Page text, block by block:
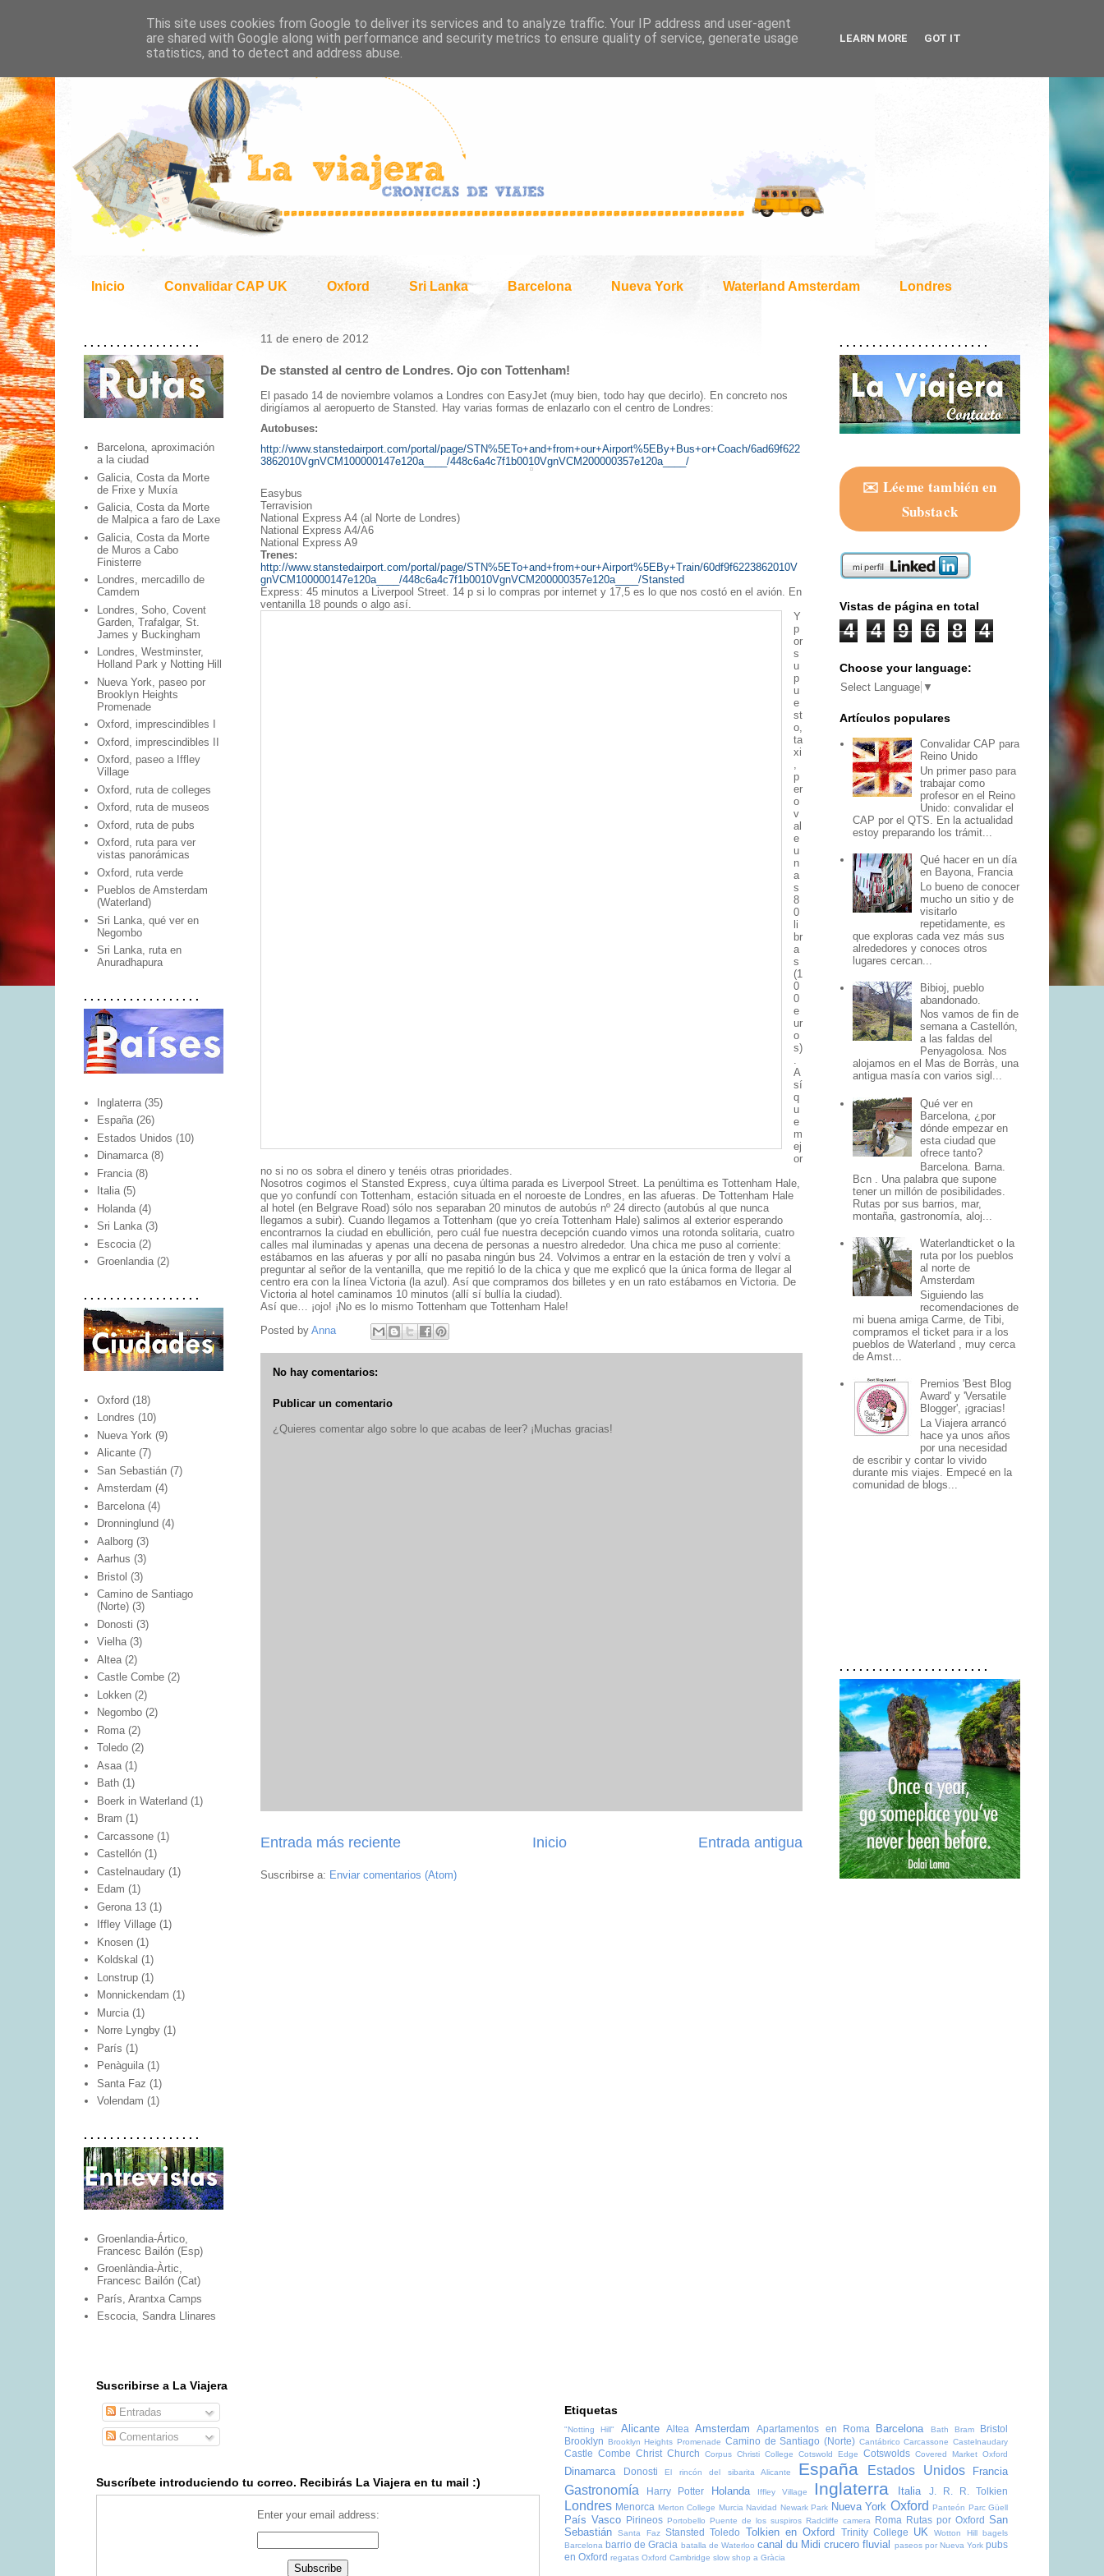
Inicio Convalidar CAP UK Oxford Sri Lanka Barcelona Nueva York Waterland Amsterdam Londres
11 de enero de 2012
De stansted al centro de Londres. Ojo con Tottenham!
El pasado 14 de noviembre volamos a Londres con EasyJet (muy bien, todo hay que decirlo). En concreto nos
dirigíamos al aeropuerto de Stansted. Hay varias formas de enlazarlo con el centro de Londres:
Autobuses:
http://www.stanstedairport.com/portal/page/STN%5ETo+and+from+our+Airport%5EBy+Bus+or+Coach/6ad69f622
3862010VgnVCM100000147e120a____/448c6a4c7f1b0010VgnVCM200000357e120a____/
Easybus
Terravision
National Express A4 (al Norte de Londres)
National Express A4/A6
National Express A9
Trenes:
http://www.stanstedairport.com/portal/page/STN%5ETo+and+from+our+Airport%5EBy+Train/60df9f6223862010V
gnVCM100000147e120a____/448c6a4c7f1b0010VgnVCM200000357e120a____/Stansted
Express: 45 minutos a Liverpool Street. 14 p si lo compras por internet y 17,5 es lo que nos costó en el avión. En
ventanilla 18 pounds o algo así.
Y
p
or
s
u
p
u
e
st
o,
ta
xi
,
p
er
o
v
al
e
u
n
a
s
8
0
li
br
a
s
(1
0
0
e
ur
o
s)
.
A
sí
q
u
e
m
ej
or
no si no os sobra el dinero y tenéis otras prioridades.
Nosotros cogimos el Stansted Express, cuya última parada es Liverpool Street. La penúltima es Tottenham Hale,
que yo confundí con Tottenham, estación situada en el noroeste de Londres, en las afueras. De Tottenham Hale
al hotel (en Belgrave Road) sólo nos separaban 20 minutos de autobús nº 24 directo (autobús al que nunca
llegamos a subir). Cuando llegamos a Tottenham (que yo creía Tottenham Hale) salimos al exterior esperando
encontrarnos la ciudad en ebullición, pero cuál fue nuestra decepción cuando vimos una rotonda solitaria, cuatro
calles mal iluminadas y apenas una decena de personas a nuestro alrededor. Una chica me puso al corriente:
estábamos en las afueras y por allí no pasaba ningún bus 24. Volvimos a entrar en la estación de tren y volví a
preguntar al señor de la ventanilla, que me repitió lo de la chica y que me explicó que la única forma de llegar al
centro era con la línea Victoria (la azul). Así que compramos dos billetes y en un rato estábamos en Victoria. De
Victoria al hotel caminamos 10 minutos (allí sí bullía la ciudad).
Así que… ¡ojo! ¡No es lo mismo Tottenham que Tottenham Hale!
Posted by Anna
No hay comentarios:
Publicar un comentario
¿Quieres comentar algo sobre lo que acabas de leer? ¡Muchas gracias!
Entrada más reciente Entrada antigua
Inicio
Suscribirse a: Enviar comentarios (Atom)
. . . . . . . . . . . . . . . . . .
Barcelona, aproximación
a la ciudad
Galicia, Costa da Morte
de Frixe y Muxía
Galicia, Costa da Morte
de Malpica a faro de Laxe
Galicia, Costa da Morte
de Muros a Cabo
Finisterre
Londres, mercadillo de
Camdem
Londres, Soho, Covent
Garden, Trafalgar, St.
James y Buckingham
Londres, Westminster,
Holland Park y Notting Hill
Nueva York, paseo por
Brooklyn Heights
Promenade
Oxford, imprescindibles I
Oxford, imprescindibles II
Oxford, paseo a Iffley
Village
Oxford, ruta de colleges
Oxford, ruta de museos
Oxford, ruta de pubs
Oxford, ruta para ver
vistas panorámicas
Oxford, ruta verde
Pueblos de Amsterdam
(Waterland)
Sri Lanka, qué ver en
Negombo
Sri Lanka, ruta en
Anuradhapura
. . . . . . . . . . . . . . . . . .
Inglaterra (35)
España (26)
Estados Unidos (10)
Dinamarca (8)
Francia (8)
Italia (5)
Holanda (4)
Sri Lanka (3)
Escocia (2)
Groenlandia (2)
. . . . . . . . . . . . . . . . . .
Oxford (18)
Londres (10)
Nueva York (9)
Alicante (7)
San Sebastián (7)
Amsterdam (4)
Barcelona (4)
Dronninglund (4)
Aalborg (3)
Aarhus (3)
Bristol (3)
Camino de Santiago
(Norte) (3)
Donosti (3)
Vielha (3)
Altea (2)
Castle Combe (2)
Lokken (2)
Negombo (2)
Roma (2)
Toledo (2)
Asaa (1)
Bath (1)
Boerk in Waterland (1)
Bram (1)
Carcassone (1)
Castellón (1)
Castelnaudary (1)
Edam (1)
Gerona 13 (1)
Iffley Village (1)
Knosen (1)
Koldskal (1)
Lonstrup (1)
Monnickendam (1)
Murcia (1)
Norre Lyngby (1)
París (1)
Penàguila (1)
Santa Faz (1)
Volendam (1)
. . . . . . . . . . . . . . . . . .
Groenlandia-Ártico,
Francesc Bailón (Esp)
Groenlàndia-Àrtic,
Francesc Bailón (Cat)
París, Arantxa Camps
Escocia, Sandra Llinares
. . . . . . . . . . . . . . . . . . . . . . .
✉️ Léeme también en
Substack
Vistas de página en total
4 4 9 6 8 4
Choose your language:
Select Language ▼
Artículos populares
Convalidar CAP para
Reino Unido
Un primer paso para
trabajar como
profesor en el Reino
Unido: convalidar el
CAP por el QTS. En la actualidad
estoy preparando los trámit...
Qué hacer en un día
en Bayona, Francia
Lo bueno de conocer
mucho un sitio y de
visitarlo
repetidamente, es
que exploras cada vez más sus
alrededores y conoces otros
lugares cercan...
Bibioj, pueblo
abandonado.
Nos vamos de fin de
semana a Castellón,
a las faldas del
Penyagolosa. Nos
alojamos en el Mas de Borràs, una
antigua masía con varios sigl...
Qué ver en
Barcelona, ¿por
dónde empezar en
esta ciudad que
ofrece tanto?
Barcelona. Barna.
Bcn . Una palabra que supone
tener un millón de posibilidades.
Rutas por sus barrios, mar,
montaña, gastronomía, aloj...
Waterlandticket o la
ruta por los pueblos
al norte de
Amsterdam
Siguiendo las
recomendaciones de
mi buena amiga Carme, de Tibi,
compramos el ticket para ir a los
pueblos de Waterland , muy cerca
de Amst...
Premios 'Best Blog
Award' y 'Versatile
Blogger', ¡gracias!
La Viajera arrancó
hace ya unos años
por una necesidad
de escribir y contar lo vivido
durante mis viajes. Empecé en la
comunidad de blogs...
. . . . . . . . . . . . . . . . . . . . . . .
Suscribirse a La Viajera
Entradas
Comentarios
Suscríbete introduciendo tu correo. Recibirás La Viajera en tu mail :)
Enter your email address:
Etiquetas
"Notting Hill" Alicante Altea Amsterdam Apartamentos en Roma Barcelona Bath Bram
Bristol
Brooklyn Brooklyn Heights Promenade Camino de Santiago (Norte) Cantábrico Carcassone Castelnaudary
Castle Combe Christ Church Corpus Christi College Cotswold Edge Cotswolds Covered Market Oxford
Dinamarca Donosti El rincón del sibarita Alicante España Estados Unidos Francia
Gastronomía Harry Potter Holanda Iffley Village Inglaterra Italia J. R. R. Tolkien
Londres Menorca Merton College Murcia Navidad Newark Park Nueva York Oxford Panteón Parc Güell
País Vasco Pirineos Portobello Puente de los suspiros Radcliffe camera Roma Rutas por Oxford San
Sebastián
Santa Faz Stansted Toledo Tolkien en Oxford Trinity College UK Wotton Hill bagels
Barcelona barrio de Gracia batalla de Waterloo canal du Midi crucero fluvial paseos por Nueva York pubs
en Oxford regatas Oxford Cambridge slow shop a Gràcia
This site uses cookies from Google to deliver its services and to analyze traffic. Your IP address and user-agent
are shared with Google along with performance and security metrics to ensure quality of service, generate usage
statistics, and to detect and address abuse.
LEARN MORE GOT IT